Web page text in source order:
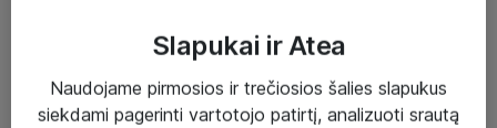
Sprendimai ir paslaugos
Slapukai ir Atea
Naudojame pirmosios ir trečiosios šalies slapukus
siekdami pagerinti vartotojo patirtį, analizuoti srautą